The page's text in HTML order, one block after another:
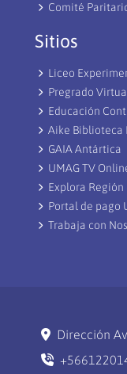
Comité
Sitios
Liceo
Pregrado
Educación
Aike Biblioteca
GAIA Antártica
UMAG TV
Explora
Portal de pago
Trabaja con
Dirección